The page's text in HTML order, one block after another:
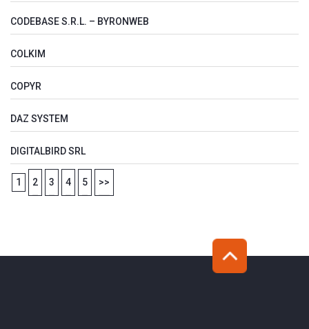
CODEBASE S.R.L. – BYRONWEB
COLKIM
COPYR
DAZ SYSTEM
DIGITALBIRD SRL
1 2 3 4 5 >>